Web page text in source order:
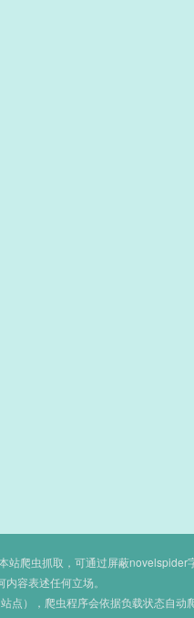
爬虫抓取，可通过屏蔽novelspider
容表述任何立场。
），爬虫程序会依据负载状态自动